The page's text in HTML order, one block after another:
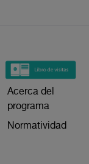
Acerca del
programa
Normatividad